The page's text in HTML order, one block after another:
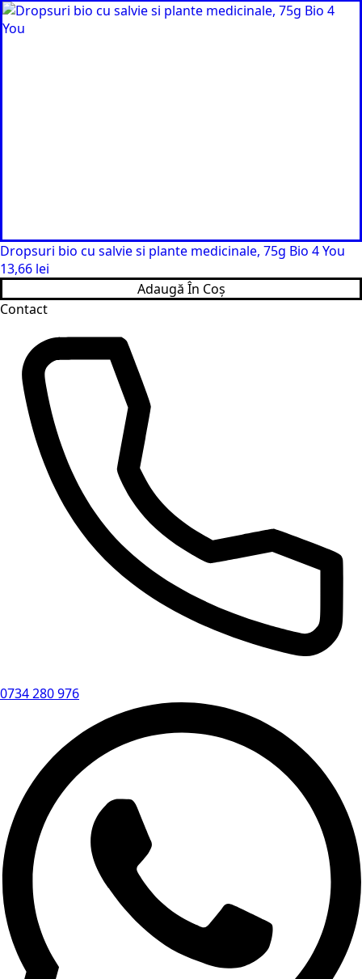
Dropsuri bio cu salvie si plante medicinale, 75g Bio 4 You
13,66 lei
Adaugă În Coș
Contact
0734 280 976